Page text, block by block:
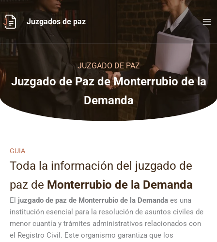
al
contenido
Juzgados de paz
JUZGADO DE PAZ
Juzgado de Paz de Monterrubio de la
Demanda
GUIA
Toda la información del juzgado de
paz de Monterrubio de la Demanda
El juzgado de paz de Monterrubio de la Demanda es una
institución esencial para la resolución de asuntos civiles de
menor cuantía y trámites administrativos relacionados con
el Registro Civil. Este organismo garantiza que los